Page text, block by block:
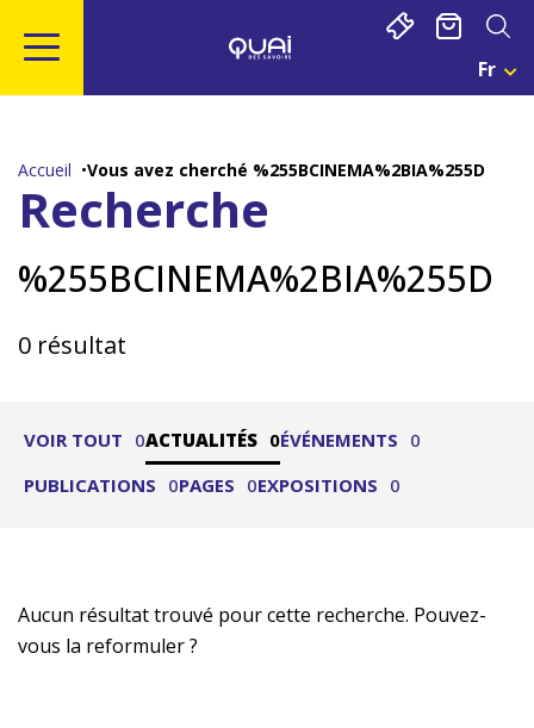
contenu
principal
navigation
la
pied
Une
Fr
Accueil Vous avez cherché %255BCINEMA%2BIA%255D
Recherche
%255BCINEMA%2BIA%255D
0 résultat
VOIR TOUT 0ACTUALITÉS 0ÉVÉNEMENTS 0
PUBLICATIONS 0PAGES 0EXPOSITIONS 0
Aucun résultat trouvé pour cette recherche. Pouvez-
vous la reformuler ?